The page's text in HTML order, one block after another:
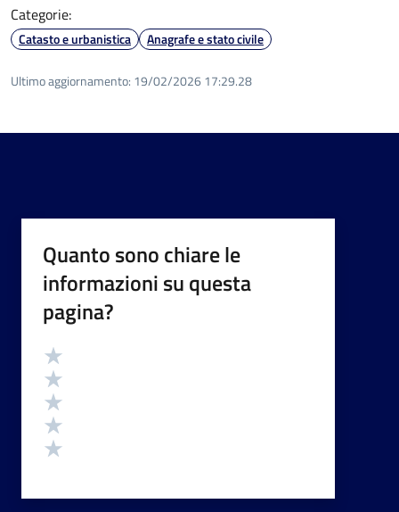
Categorie:
Catasto e urbanistica Anagrafe e stato civile
Ultimo aggiornamento: 19/02/2026 17:29.28
Quanto sono chiare le
informazioni su questa
pagina?
Valutazione